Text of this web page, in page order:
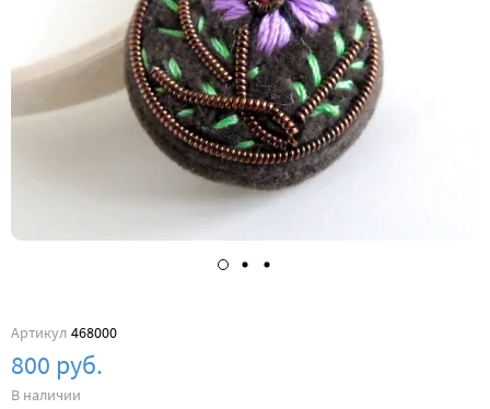
Артикул 468000
800 руб.
В наличии